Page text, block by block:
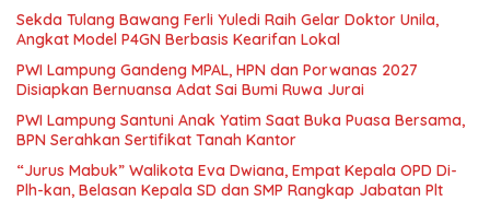
Sekda Tulang Bawang Ferli Yuledi Raih Gelar Doktor Unila,
Angkat Model P4GN Berbasis Kearifan Lokal
PWI Lampung Gandeng MPAL, HPN dan Porwanas 2027
Disiapkan Bernuansa Adat Sai Bumi Ruwa Jurai
PWI Lampung Santuni Anak Yatim Saat Buka Puasa Bersama,
BPN Serahkan Sertifikat Tanah Kantor
“Jurus Mabuk” Walikota Eva Dwiana, Empat Kepala OPD Di-
Plh-kan, Belasan Kepala SD dan SMP Rangkap Jabatan Plt